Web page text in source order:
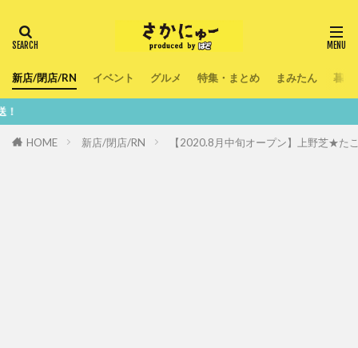
新店/閉店/RN イベント グルメ 特集・まとめ まみたん 暮ら
HOME 新店/閉店/RN 【2020.8月中旬オープン】上野芝★